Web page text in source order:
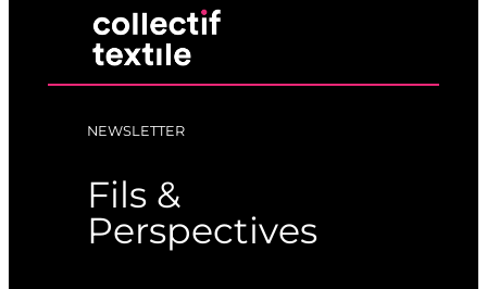
NEWSLETTER
Fils &
Perspectives